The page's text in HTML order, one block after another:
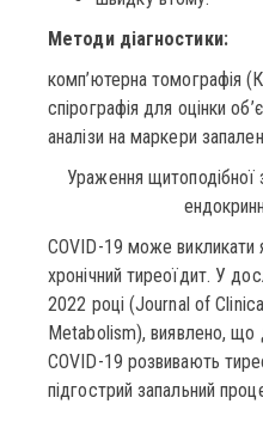
Методи діагностики:
комп’ютерна томографія
спірографія для оцінки
аналізи на маркери
Ураження щитоподібної
COVID-19 може викликати
хронічний тиреоїдит. У
2022 році (Journal of
Metabolism), виявлено, що
COVID-19 розвивають
підгострий запальний